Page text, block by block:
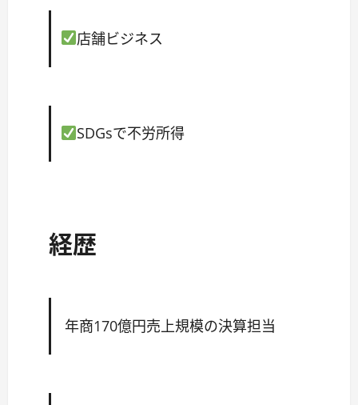
店舗ビジネス
SDGsで不労所得
経歴
年商170億円売上規模の決算担当